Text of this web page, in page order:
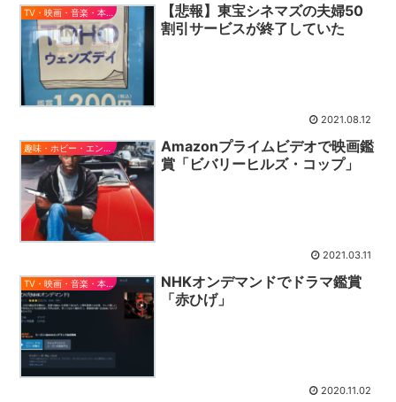
【悲報】東宝シネマズの夫婦50
割引サービスが終了していた
2021.08.12
趣味・ホビー・エンタメ
Amazonプライムビデオで映画鑑
賞「ビバリーヒルズ・コップ」
2021.03.11
TV・映画・音楽・本とか
NHKオンデマンドでドラマ鑑賞
「赤ひげ」
2020.11.02